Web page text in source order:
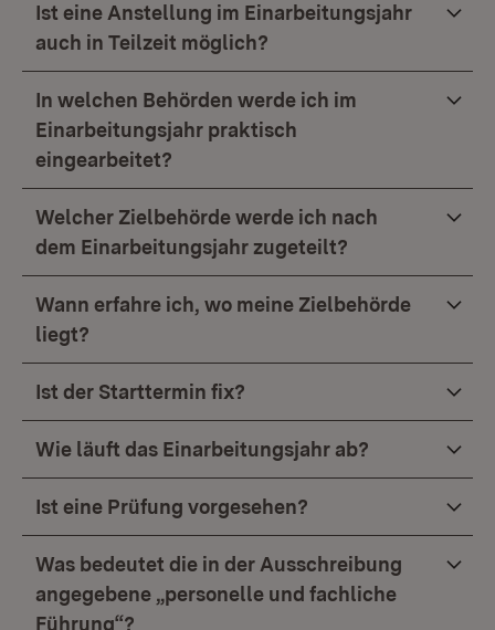
Ist eine Anstellung im Einarbeitungsjahr
auch in Teilzeit möglich?
In welchen Behörden werde ich im
Einarbeitungsjahr praktisch
eingearbeitet?
Welcher Zielbehörde werde ich nach
dem Einarbeitungsjahr zugeteilt?
Wann erfahre ich, wo meine Zielbehörde
liegt?
Ist der Starttermin fix?
Wie läuft das Einarbeitungsjahr ab?
Ist eine Prüfung vorgesehen?
Was bedeutet die in der Ausschreibung
angegebene „personelle und fachliche
Führung“?